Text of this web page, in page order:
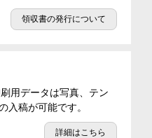
領収書の発行について
用データは写真、テン
入稿が可能です。
詳細はこちら